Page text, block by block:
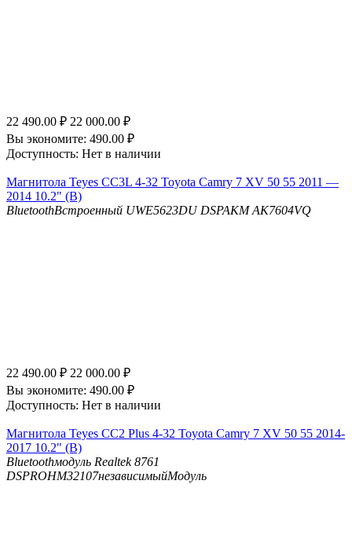
22 490.00 ₽ 22 000.00 ₽
Вы экономите: 490.00 ₽
Доступность: Нет в наличии
Магнитола Teyes CC3L 4-32 Toyota Camry 7 XV 50 55 2011 —
2014 10.2" (B)
BluetoothВстроенный UWE5623DU DSPAKM AK7604VQ
22 490.00 ₽ 22 000.00 ₽
Вы экономите: 490.00 ₽
Доступность: Нет в наличии
Магнитола Teyes CC2 Plus 4-32 Toyota Camry 7 XV 50 55 2014-
2017 10.2" (B)
Bluetoothмодуль Realtek 8761
DSPROHM32107независимыйМодуль